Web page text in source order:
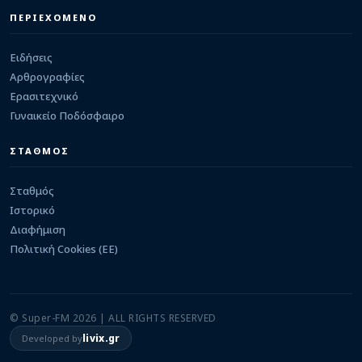
Δρόσο
ΠΕΡΙΕΧΟΜΕΝΟ
Ειδήσεις
Αρθρογραφίες
Ερασιτεχνικό
Γυναικείο Ποδόσφαιρο
ΣΤΑΘΜΟΣ
Σταθμός
Ιστορικό
Διαφήμιση
Πολιτική Cookies (ΕΕ)
© Super-FM 2026 | ALL RIGHTS RESERVED
Developed bylivix.gr